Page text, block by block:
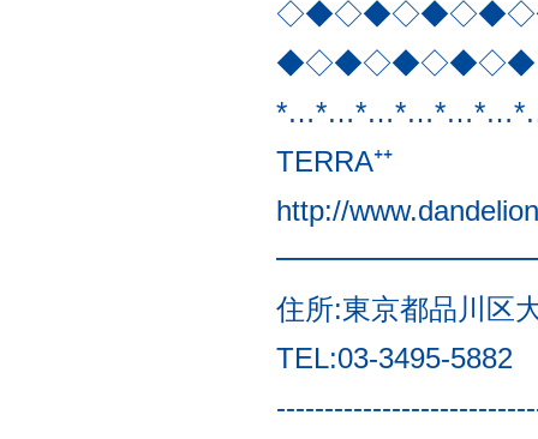
◆◇◆◇◆◇◆◇◆
TERRA⁺⁺
http://
住所:東京都品川区
TEL:03-3495-5882